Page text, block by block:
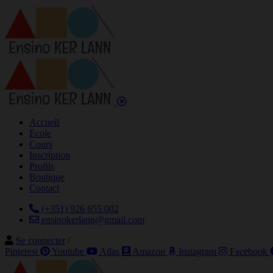
Accueil
Ecole
Cours
Inscription
Profils
Boutique
Contact
(+351) 926 655 002
ensinokerlann@gmail.com
Se connecter /
Pinterest
Youtube Atlas Amazon Instagram Facebook